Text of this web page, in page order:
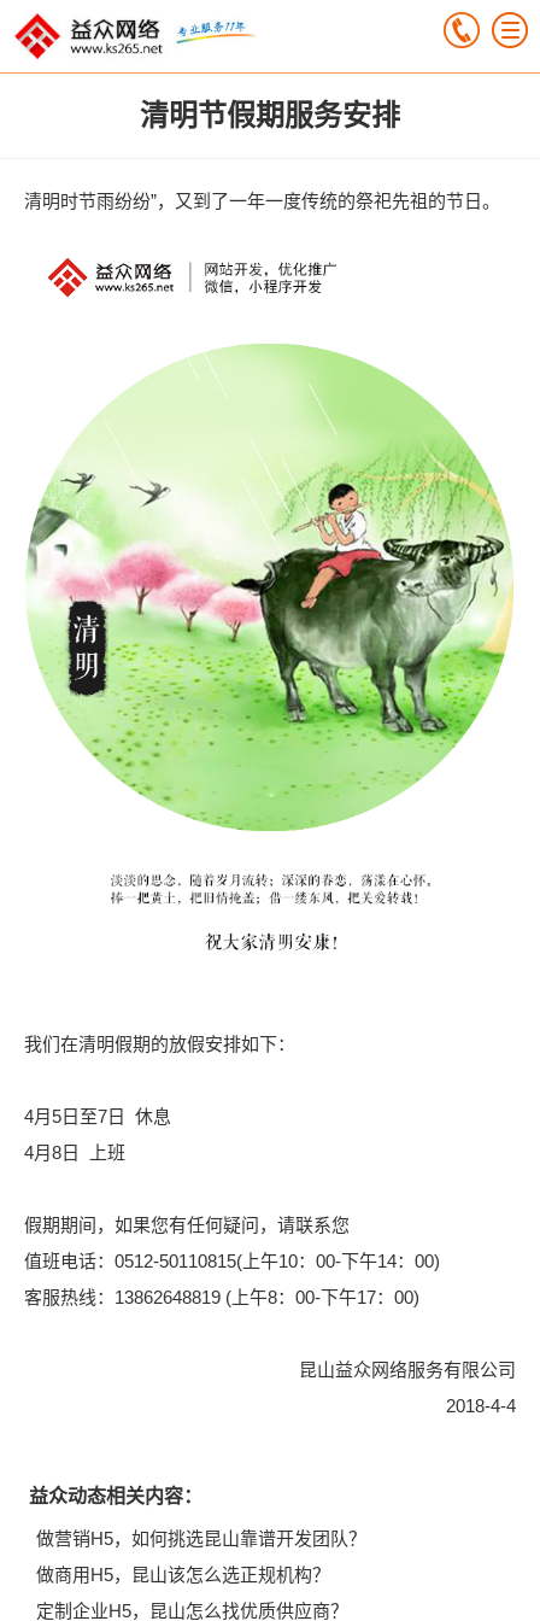
清明节假期服务安排
清明时节雨纷纷”，又到了一年一度传统的祭祀先祖的节日。
我们在清明假期的放假安排如下：
4月5日至7日
休息
4月8日 上班
假期期间，如果您有任何疑问，请联系您
值班电话： 0512-50110815( 上午10： 00-下午14： 00)
客服热线： 13862648819 ( 上午8： 00-下午17： 00)
昆山益众网络服务有限公司
2018-4-4
益众动态相关内容：
做营销H5，如何挑选昆山靠谱开发团队？
做商用H5，昆山该怎么选正规机构？
定制企业H5，昆山怎么找优质供应商？